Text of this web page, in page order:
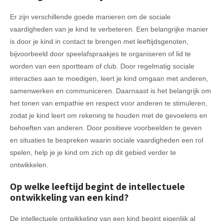
Er zijn verschillende goede manieren om de sociale
vaardigheden van je kind te verbeteren. Een belangrijke manier
is door je kind in contact te brengen met leeftijdsgenoten,
bijvoorbeeld door speelafspraakjes te organiseren of lid te
worden van een sportteam of club. Door regelmatig sociale
interacties aan te moedigen, leert je kind omgaan met anderen,
samenwerken en communiceren. Daarnaast is het belangrijk om
het tonen van empathie en respect voor anderen te stimuleren,
zodat je kind leert om rekening te houden met de gevoelens en
behoeften van anderen. Door positieve voorbeelden te geven
en situaties te bespreken waarin sociale vaardigheden een rol
spelen, help je je kind om zich op dit gebied verder te
ontwikkelen.
Op welke leeftijd begint de intellectuele
ontwikkeling van een kind?
De intellectuele ontwikkeling van een kind begint eigenlijk al